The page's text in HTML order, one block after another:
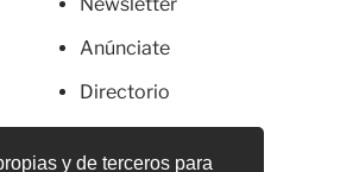
y de terceros para
Anúnciate
Directorio